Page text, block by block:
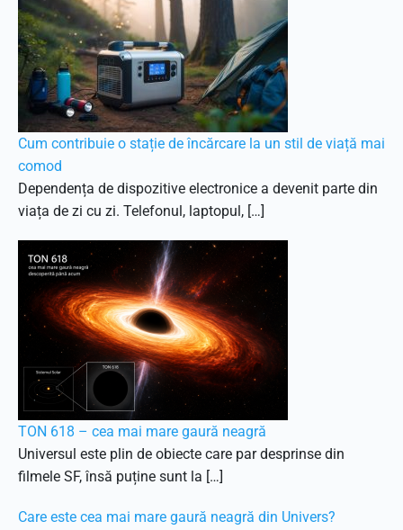
Cum contribuie o stație de încărcare la un stil de viață mai
comod
Dependența de dispozitive electronice a devenit parte din
viața de zi cu zi. Telefonul, laptopul, […]
TON 618 – cea mai mare gaură neagră
Universul este plin de obiecte care par desprinse din
filmele SF, însă puține sunt la […]
Care este cea mai mare gaură neagră din Univers?